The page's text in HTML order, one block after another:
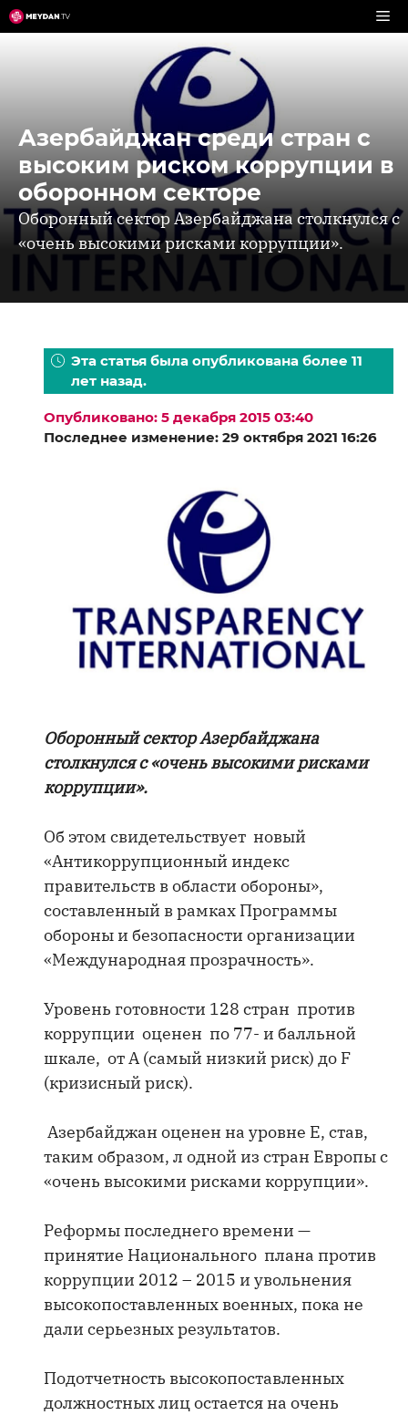
Перейти
к
Азербайджан среди стран с
высоким риском коррупции в
оборонном секторе
Оборонный сектор Азербайджана столкнулся с
«очень высокими рисками коррупции».
Эта статья была опубликована более 11
лет назад.
Опубликовано: 5 декабря 2015 03:40
Последнее изменение: 29 октября 2021 16:26
Оборонный сектор Азербайджана
столкнулся с «очень высокими рисками
коррупции».
Об этом свидетельствует новый
«Антикоррупционный индекс
правительств в области обороны»,
составленный в рамках Программы
обороны и безопасности организации
«Международная прозрачность».
Уровень готовности 128 стран против
коррупции оценен по 77- и балльной
шкале, от A (самый низкий риск) до F
(кризисный риск).
Азербайджан оценен на уровне E, став,
таким образом, л одной из стран Европы с
«очень высокими рисками коррупции».
Реформы последнего времени —
принятие Национального плана против
коррупции 2012 – 2015 и увольнения
высокопоставленных военных, пока не
дали серьезных результатов.
Подотчетность высокопоставленных
должностных лиц остается на очень